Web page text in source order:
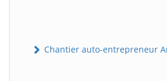
Chantier auto-entrepreneur